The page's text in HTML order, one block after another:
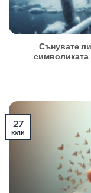
Сънувате
символиката
27
юли